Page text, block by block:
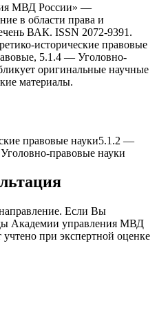
МВД России» —
в области права и
ВАК. ISSN 2072-9391.
исторические правовые
5.1.4 — Уголовно-
оригинальные научные
материалы.
правовые науки5.1.2 —
Уголовно-правовые науки
Если Вы
Академии управления МВД
учтено при экспертной оценке